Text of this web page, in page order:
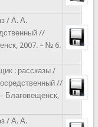
/ А. А.
//
2007. – № 6.
: рассказы /
//
Благовещенск,
/ А. А.